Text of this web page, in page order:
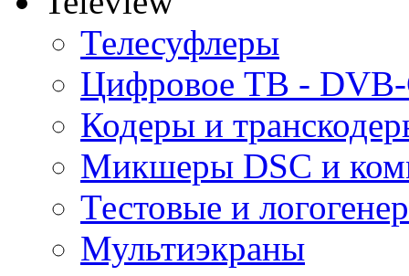
Телесуфлеры
Цифровое ТВ -
Кодеры и
Микшеры DSC и
Тестовые и
Мультиэкраны